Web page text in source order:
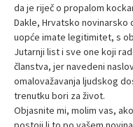
da je riječ o propalom
Dakle, Hrvatsko novinarsko
uopće imate legitimitet, s
Jutarnji list i sve one koji
članstva, jer navedeni
omalovažavanja ljudskog
trenutku bori za život.
Objasnite mi, molim vas,